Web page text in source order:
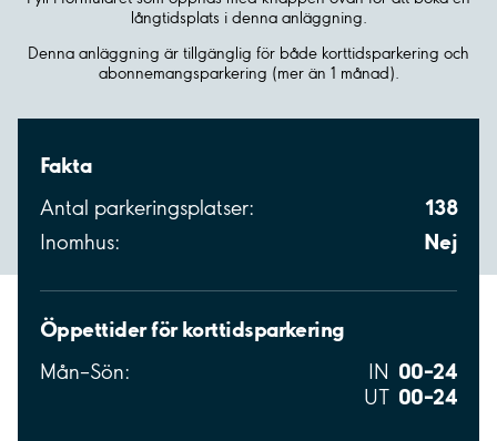
långtidsplats i denna anläggning.
Denna anläggning är tillgänglig för både korttidsparkering och
abonnemangsparkering (mer än 1 månad).
Fakta
Antal parkeringsplatser: 138
Inomhus: Nej
Öppettider för korttidsparkering
Mån–Sön: IN 00–24
UT 00–24